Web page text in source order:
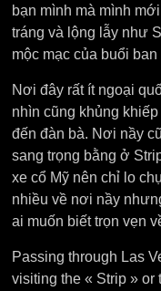
bạn mình mà mình
tráng và lộng lẫy như
mộc mạc của buổi
Nơi đây rất ít ngoại
nhìn cũng khủng
đến đàn bà. Nơi nầy
sang trọng bằng ở
xe cổ Mỹ nên chỉ lo
nhiều về nơi nầy
ai muốn biết trọn vẹn
Passing through Las
visiting the « Strip » or